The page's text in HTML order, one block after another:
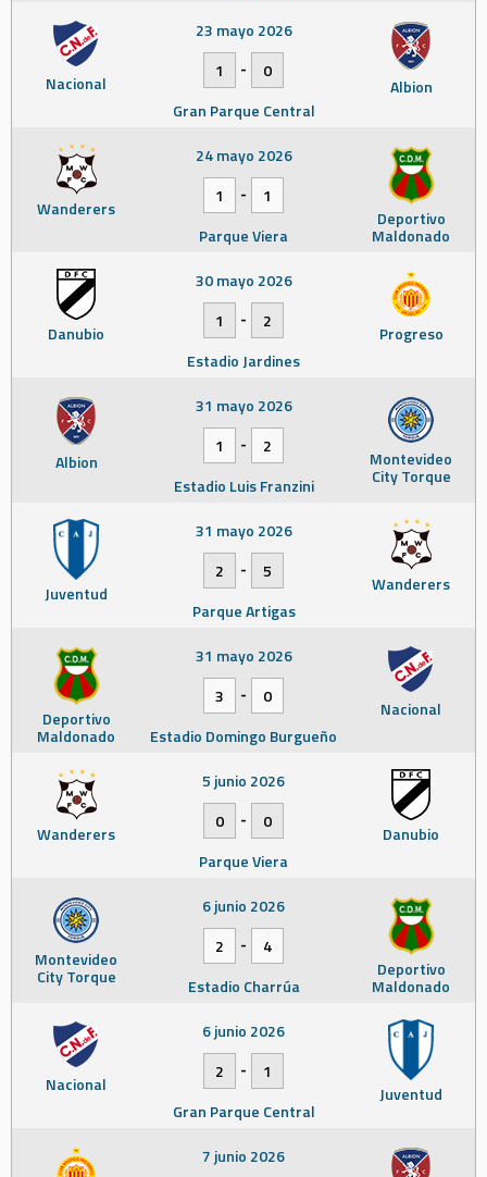
Nacional Albion
23 mayo 2026
1
-
0
Gran Parque Central
Wanderers Deportivo
Maldonado
24 mayo 2026
1
-
1
Parque Viera
Danubio Progreso
30 mayo 2026
1
-
2
Estadio Jardines
Albion Montevideo
City Torque
31 mayo 2026
1
-
2
Estadio Luis Franzini
Juventud Wanderers
31 mayo 2026
2
-
5
Parque Artigas
Deportivo
Maldonado
Nacional
31 mayo 2026
3
-
0
Estadio Domingo Burgueño
Wanderers Danubio
5 junio 2026
0
-
0
Parque Viera
Montevideo
City Torque Deportivo
Maldonado
6 junio 2026
2
-
4
Estadio Charrúa
Nacional Juventud
6 junio 2026
2
-
1
Gran Parque Central
7 junio 2026